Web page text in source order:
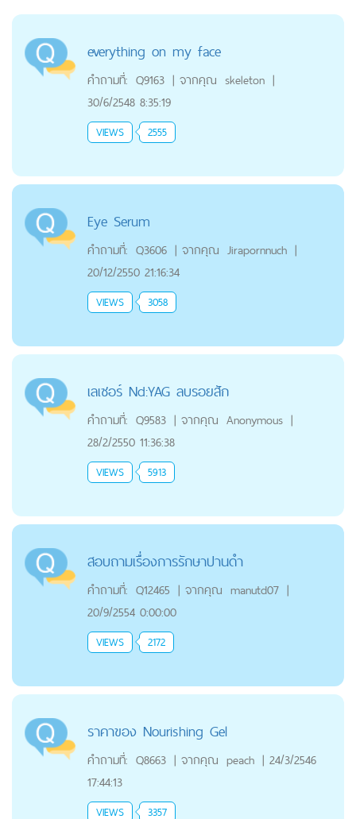
everything on my face
คำถามที่: Q9163 | จากคุณ skeleton |
30/6/2548 8:35:19
VIEWS 2555
Eye Serum
คำถามที่: Q3606 | จากคุณ Jirapornnuch |
20/12/2550 21:16:34
VIEWS 3058
เลเซอร์ Nd:YAG ลบรอยสัก
คำถามที่: Q9583 | จากคุณ Anonymous |
28/2/2550 11:36:38
VIEWS 5913
สอบถามเรื่องการรักษาปานดำ
คำถามที่: Q12465 | จากคุณ manutd07 |
20/9/2554 0:00:00
VIEWS 2172
ราคาของ Nourishing Gel
คำถามที่: Q8663 | จากคุณ peach | 24/3/2546
17:44:13
VIEWS 3357